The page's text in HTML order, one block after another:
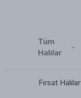
Tüm
Halılar
Fırsat Halılar